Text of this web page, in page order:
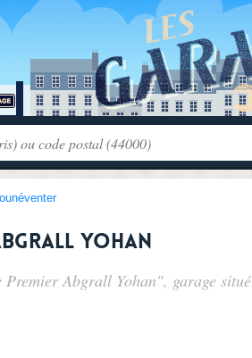
Yohan
Premier Abgrall Yohan", garage situé